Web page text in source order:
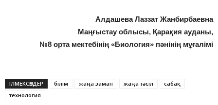
Алдашева Лаззат Жанбирбаевна
Маңғыстау облысы, Қарақия ауданы,
№8 орта мектебінің «Биология» пәнінің мұғалімі
ІЛМЕКСӨЗДЕР білім жаңа заман жаңа тәсіл
сабақ
технология